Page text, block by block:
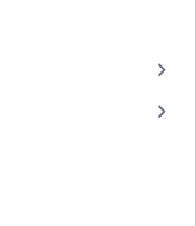
keyboard_arrow_right
keyboard_arrow_right